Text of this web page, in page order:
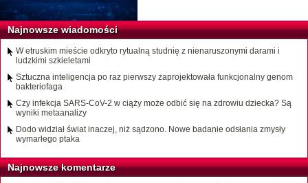
Najnowsze wiadomości
W etruskim mieście odkryto rytualną studnię z nienaruszonymi darami i
ludzkimi szkieletami
Sztuczna inteligencja po raz pierwszy zaprojektowała funkcjonalny genom
bakteriofaga
Czy infekcja SARS-CoV-2 w ciąży może odbić się na zdrowiu dziecka? Są
wyniki metaanalizy
Dodo widział świat inaczej, niż sądzono. Nowe badanie odsłania zmysły
wymarłego ptaka
Najnowsze komentarze